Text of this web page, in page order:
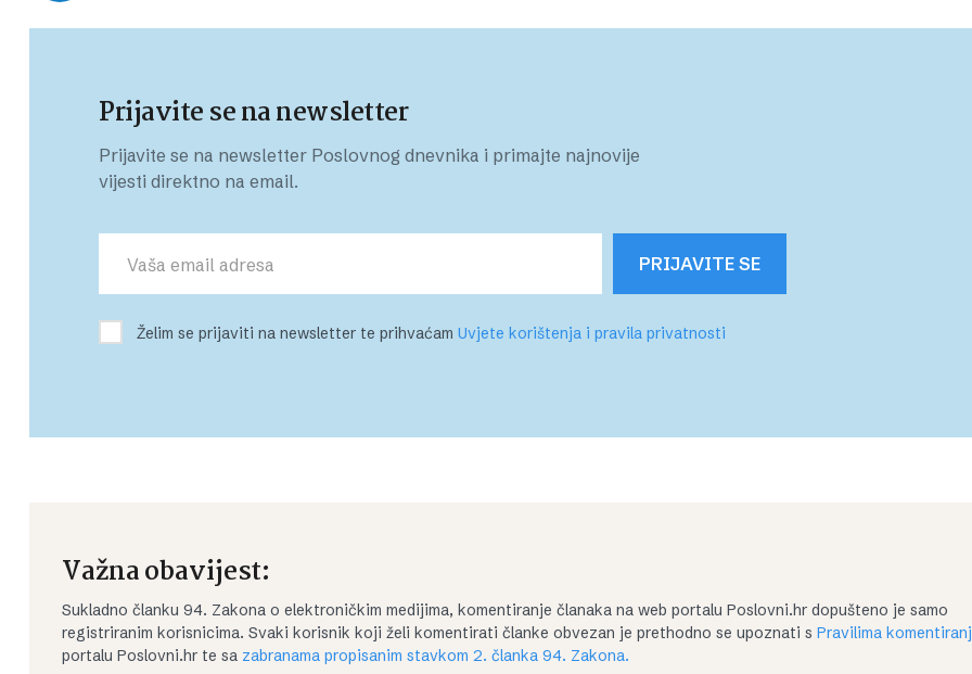
Prijavite se na newsletter
Prijavite se na newsletter Poslovnog dnevnika i primajte najnovije
vijesti direktno na email.
PRIJAVITE SE
Želim se prijaviti na newsletter te prihvaćam Uvjete korištenja i pravila privatnosti
Važna obavijest:
Sukladno članku 94. Zakona o elektroničkim medijima, komentiranje članaka na web portalu Poslovni.hr dopušteno je samo
registriranim korisnicima. Svaki korisnik koji želi komentirati članke obvezan je prethodno se upoznati s Pravilima
portalu Poslovni.hr te sa zabranama propisanim stavkom 2. članka 94. Zakona.